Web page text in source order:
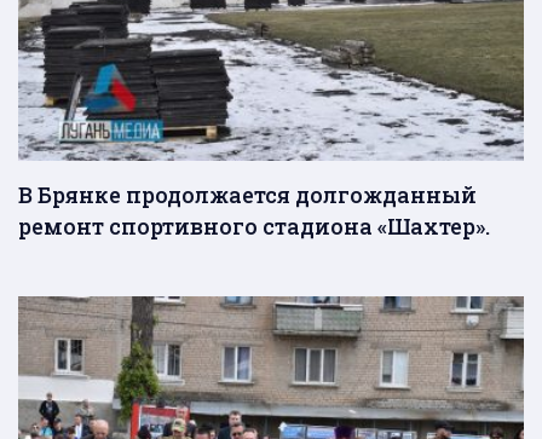
В Брянке продолжается долгожданный
ремонт спортивного стадиона «Шахтер».